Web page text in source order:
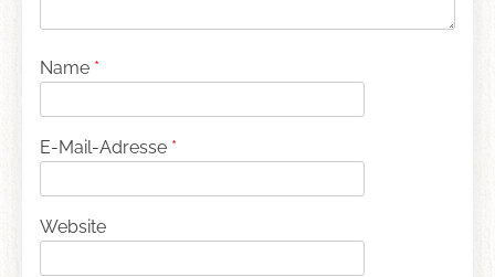
Name *
E-Mail-Adresse *
Website